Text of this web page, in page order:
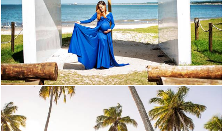
389 0